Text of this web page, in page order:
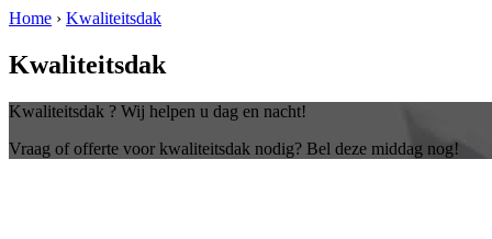
Home › Kwaliteitsdak
Kwaliteitsdak
Kwaliteitsdak ? Wij helpen u dag en nacht!
Vraag of offerte voor kwaliteitsdak nodig? Bel deze middag nog!